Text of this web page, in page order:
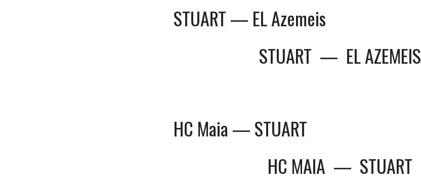
STUART — EL Azemeis
STUART — EL AZEMEIS
HC Maia — STUART
HC MAIA — STUART